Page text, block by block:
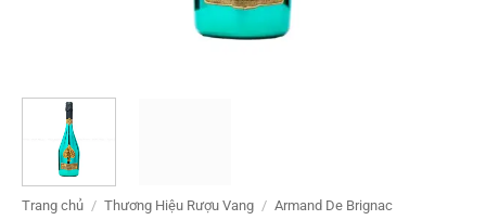
Trang chủ / Thương Hiệu Rượu Vang / Armand De Brignac